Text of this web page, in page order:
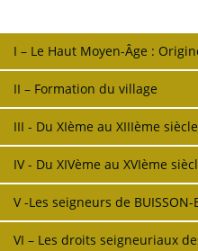
I – Le Haut Moyen-Âge :
II – Formation du village
III - Du XIème au XIIIème siècle
IV - Du XIVème au XVIème
V -Les seigneurs de BUISSON-
VI – Les droits seigneuriaux